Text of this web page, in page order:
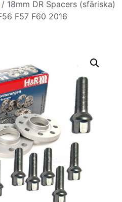
/ 18mm DR Spacers (sfäriska)
F57 F60 2016